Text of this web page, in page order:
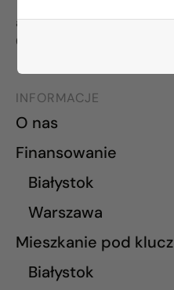
al. Wilanowska 67E lok. U5
02-765 Warszawa
INFORMACJE
O nas
Finansowanie
Białystok
Warszawa
Mieszkanie pod klucz
Białystok